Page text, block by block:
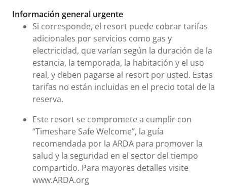
Información general urgente
Si corresponde, el resort puede cobrar tarifas
adicionales por servicios como gas y
electricidad, que varían según la duración de la
estancia, la temporada, la habitación y el uso
real, y deben pagarse al resort por usted. Estas
tarifas no están incluidas en el precio total de la
reserva.
Este resort se compromete a cumplir con
“Timeshare Safe Welcome”, la guía
recomendada por la ARDA para promover la
salud y la seguridad en el sector del tiempo
compartido. Para mayores detalles visite
www.ARDA.org